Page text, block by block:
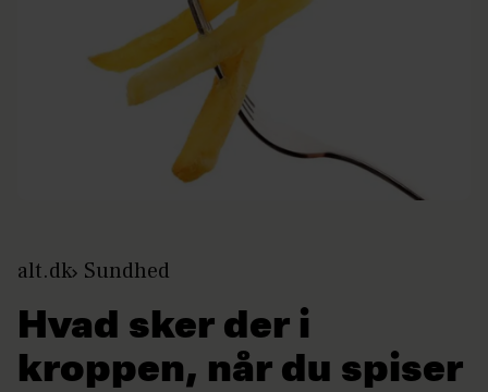
alt.dk Sundhed
Hvad sker der i
kroppen, når du spiser